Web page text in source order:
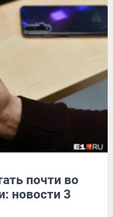
почти во
новости 3